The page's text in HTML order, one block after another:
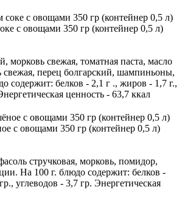
с овощами 350 гр (контейнер 0,5 л)
морковь свежая, томатная паста, масло
свежая, перец болгарский, шампиньоны,
содержит: белков - 2,1 г ., жиров - 1,7 г.,
ценность - 63,7 ккал
с овощами 350 гр (контейнер 0,5 л)
стручковая, морковь, помидор,
На 100 г. блюдо содержит: белков -
углеводов - 3,7 гр. Энергетическая